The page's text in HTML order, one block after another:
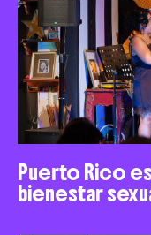
Puerto Rico
bienestar